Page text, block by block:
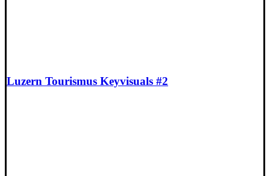
Luzern Tourismus Keyvisuals #2